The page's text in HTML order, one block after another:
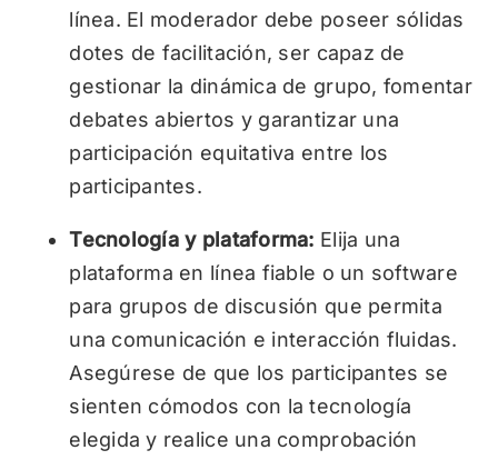
línea. El moderador debe poseer sólidas
dotes de facilitación, ser capaz de
gestionar la dinámica de grupo, fomentar
debates abiertos y garantizar una
participación equitativa entre los
participantes.
Tecnología y plataforma: Elija una
plataforma en línea fiable o un software
para grupos de discusión que permita
una comunicación e interacción fluidas.
Asegúrese de que los participantes se
sienten cómodos con la tecnología
elegida y realice una comprobación